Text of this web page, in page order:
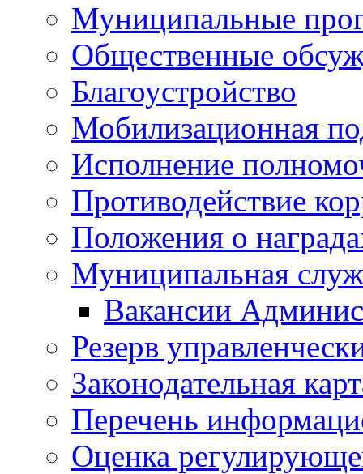
Муниципальные
Общественные
Благоустройство
Мобилизационная
Исполнение
Противодействие
Положения о
Муниципальная
Вакансии
Резерв
Законодательная
Перечень
Оценка